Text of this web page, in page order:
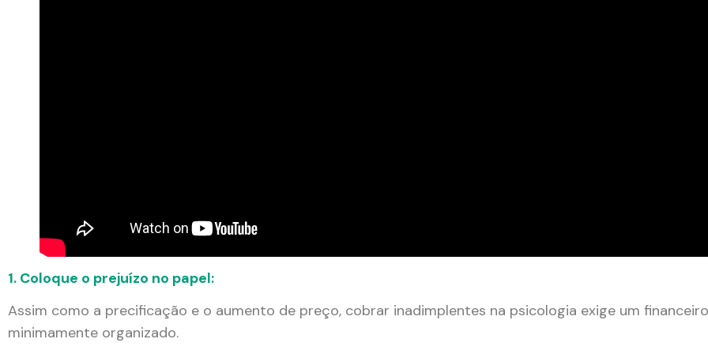
1. Coloque o prejuízo no papel:
Assim como a precificação e o aumento de preço, cobrar inadimplentes na psicologia exige um financeiro
minimamente organizado.